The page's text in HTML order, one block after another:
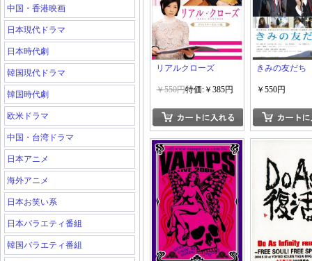
中国・香港映画
日本現代ドラマ
日本時代劇
韓国現代ドラマ
韓国時代劇
欧米ドラマ
中国・台湾ドラマ
日本アニメ
海外アニメ
日本お笑い系
日本バラエティ番組
韓国バラエティ番組
リアルクローズ
￥550円特価:￥385円
きみの友だち
￥550円